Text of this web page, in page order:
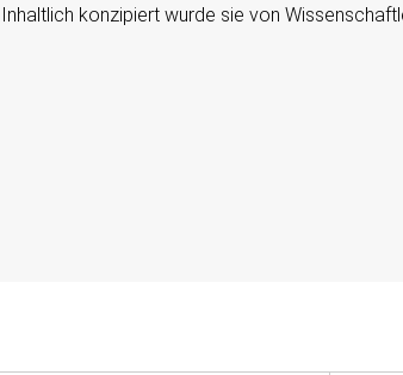
konzipiert wurde sie von